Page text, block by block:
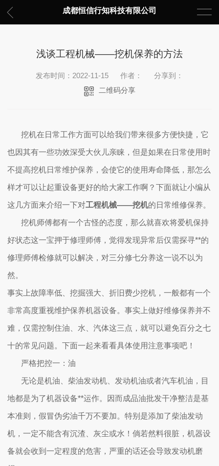
成都恒信行知科技有限公司
浅谈工程机械——挖机保养的方法
发布时间：2022-11-15 作者：
分享到：
二维码分享
挖机在日常工作方面可以给我们带来很多方便快捷，它
也因其有一些功效深受大伙儿亲睐，但是如果在日常使用时
不提高挖机日常维护保养，会使它的使用寿命降低，那怎么
样才可以让起重设备更好的给大家工作啊？下面就让小编从
这几方面来介绍一下对工程机械——挖机的日常维修保养。
挖机师傅都有一个古怪的态度，那么就喜欢将爱机保持
好状态这一宝押于修理师傅，觉得发现异常后仅需探寻**的
修理师傅检修就可以解决，对三分修七分养这一说不以为
然。
事实上故障率低、挖掘强大、折旧费少挖机，一般都有一个
非常高度重视维护保养机器设备。事实上做好维修保养并不
难，仅需控制住油、水、汽体这三点，就可以避免百分之七
十的常见问题。下面一起来看看具体使用注意事项吧！
严格把控一：油
无论是机油、柴油发动机、发动机油或者汽车机油，目
地都是为了机器设备**运作。因而成品油批发干净整洁是基
本准则，假冒伪劣油千万不要加。特别是添加了柴油发动
机，一定不能含有沉渣、灰尘或水！倘若然料很脏，机器设
备就会收到一定程度的危害，严重的话还会导致发动机磨